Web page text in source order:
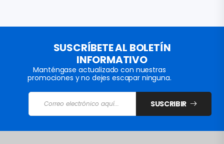
SUSCRÍBETE AL BOLETÍN
INFORMATIVO
Manténgase actualizado con nuestras
promociones y no dejes escapar ninguna.
SUSCRIBIR